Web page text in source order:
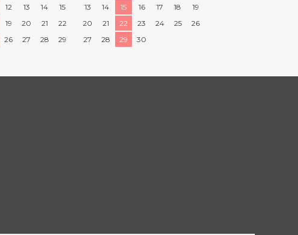
12 13 14
15
19 20 21
22
26 27 28
29
13
14 15 16 17 18
19
20
21 22 23 24 25
26
27
28 29 30